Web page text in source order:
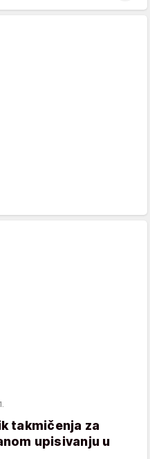
takmičenja za
upisivanju u